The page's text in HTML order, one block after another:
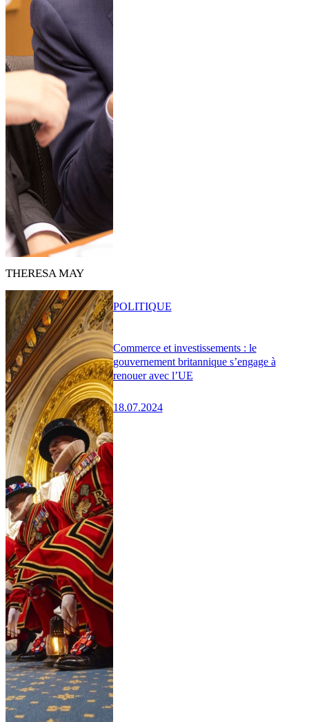
THERESA MAY
Commerce et investissements : le
gouvernement britannique s’engage à
renouer avec l’UE
18.07.2024
POLITIQUE